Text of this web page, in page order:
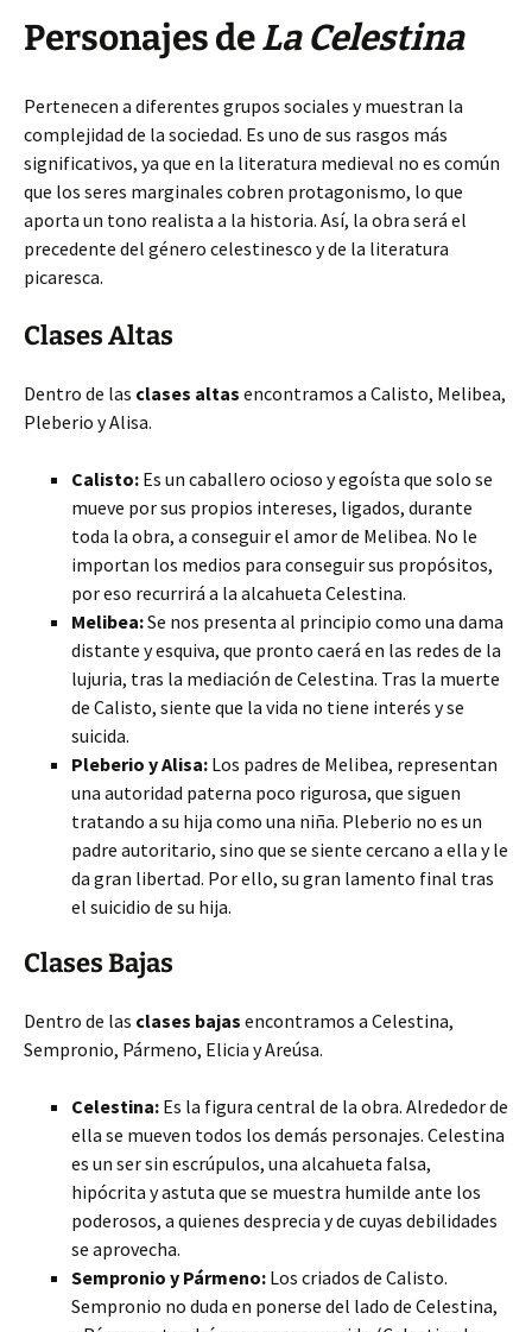
Personajes deLa Celestina
Pertenecen a diferentes grupos sociales y muestran la
complejidad de la sociedad. Es uno de sus rasgos más
significativos, ya que en la literatura medieval no es común
que los seres marginales cobren protagonismo, lo que
aporta un tono realista a la historia. Así, la obra será el
precedente del género celestinesco y de la literatura
picaresca.
Clases Altas
Dentro de las clases altas encontramos a Calisto, Melibea,
Pleberio y Alisa.
Calisto: Es un caballero ocioso y egoísta que solo se
mueve por sus propios intereses, ligados, durante
toda la obra, a conseguir el amor de Melibea. No le
importan los medios para conseguir sus propósitos,
por eso recurrirá a la alcahueta Celestina.
Melibea:Se nos presenta al principio como una dama
distante y esquiva, que pronto caerá en las redes de la
lujuria, tras la mediación de Celestina. Tras la muerte
de Calisto, siente que la vida no tiene interés y se
suicida.
Pleberio y Alisa: Los padres de Melibea, representan
una autoridad paterna poco rigurosa, que siguen
tratando a su hija como una niña. Pleberio no es un
padre autoritario, sino que se siente cercano a ella y le
da gran libertad. Por ello, su gran lamento final tras
el suicidio de su hija.
Clases Bajas
Dentro de las clases bajas encontramos a Celestina,
Sempronio, Pármeno, Elicia y Areúsa.
Celestina: Es la figura central de la obra. Alrededor de
ella se mueven todos los demás personajes. Celestina
es un ser sin escrúpulos, una alcahueta falsa,
hipócrita y astuta que se muestra humilde ante los
poderosos, a quienes desprecia y de cuyas debilidades
se aprovecha.
Sempronio y Pármeno: Los criados de Calisto.
Sempronio no duda en ponerse del lado de Celestina,